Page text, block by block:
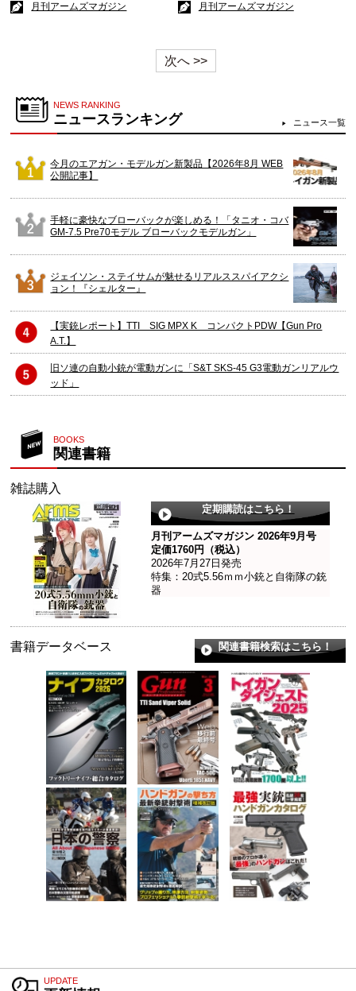
月刊アームズマガジン
SURVIVAL GAME 6」が開催
月刊アームズマガジン
次へ >>
NEWS RANKING
ニュースランキング ニュース一覧
今月のエアガン・モデルガン新製品【2026年8月 WEB
公開記事】
手軽に豪快なブローバックが楽しめる！「タニオ・コバ
GM-7.5 Pre70モデル ブローバックモデルガン」
ジェイソン・ステイサムが魅せるリアルススパイアクシ
ョン！『シェルター』
【実銃レポート】TTI SIG MPX K コンパクトPDW【Gun Pro
A.T.】
旧ソ連の自動小銃が電動ガンに「S&T SKS-45 G3電動ガンリアルウ
ッド」
BOOKS
関連書籍
雑誌購入
定期購読はこちら！
月刊アームズマガジン 2026年9月号
定価1760円（税込）
2026年7月27日発売
特集：20式5.56ｍｍ小銃と自衛隊の銃
器
書籍データベース 関連書籍検索はこちら！
UPDATE